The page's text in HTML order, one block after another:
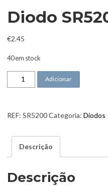
Diodo
€2.45
40 em stock
Quantidade de Diodo SR5200
Adicionar
REF: SR5200Categoria: Diodos
Descrição
Descrição